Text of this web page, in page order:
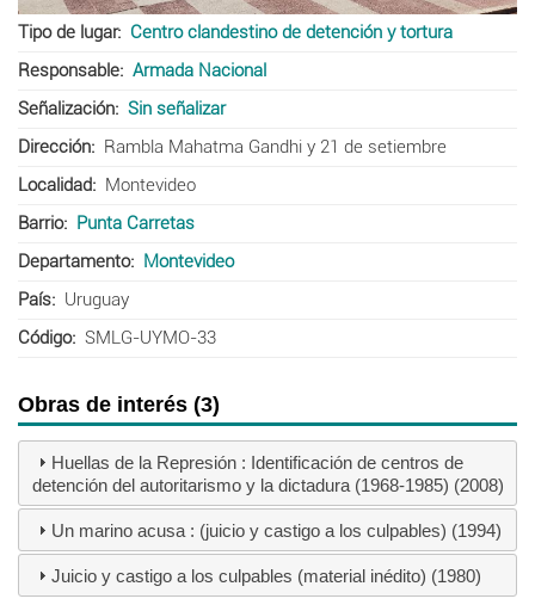
Tipo de lugar
Centro clandestino de detención y tortura
Responsable
Armada Nacional
Señalización
Sin señalizar
Dirección
Rambla Mahatma Gandhi y 21 de setiembre
Localidad
Montevideo
Barrio
Punta Carretas
Departamento
Montevideo
País
Uruguay
Código
SMLG-UYMO-33
Obras de interés (3)
Huellas de la Represión : Identificación de centros de
detención del autoritarismo y la dictadura (1968-1985) (2008)
Un marino acusa : (juicio y castigo a los culpables) (1994)
Juicio y castigo a los culpables (material inédito) (1980)